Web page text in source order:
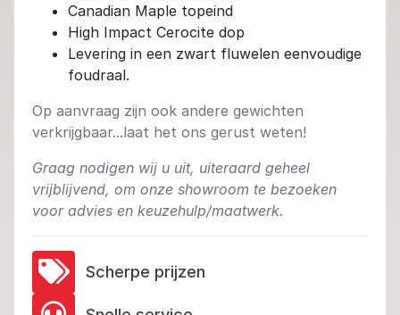
Canadian Maple topeind
High Impact Cerocite dop
Levering in een zwart fluwelen eenvoudige
foudraal.
Op aanvraag zijn ook andere gewichten
verkrijgbaar...laat het ons gerust weten!
Graag nodigen wij u uit, uiteraard geheel
vrijblijvend, om onze showroom te bezoeken
voor advies en keuzehulp/maatwerk.
Scherpe prijzen